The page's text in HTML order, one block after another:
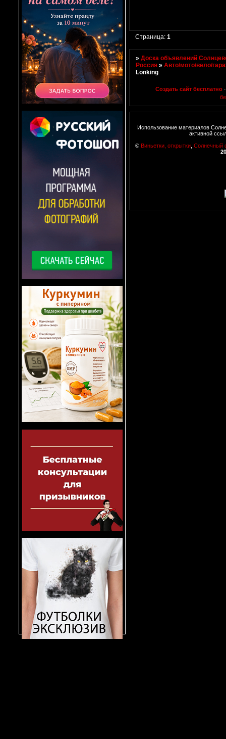
Страница:1
»Доска объявлений
Россия »Авто/мото/вело/
Lonking
Создать сайт бесплатно
Использование материалов
активной
© Виньетки, открытки Солнечный